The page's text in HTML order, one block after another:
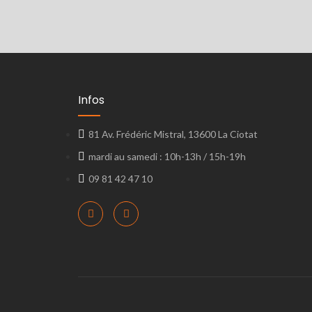
Infos
81 Av. Frédéric Mistral, 13600 La Ciotat
mardi au samedi : 10h-13h / 15h-19h
09 81 42 47 10